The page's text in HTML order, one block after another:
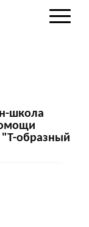
школа
образный